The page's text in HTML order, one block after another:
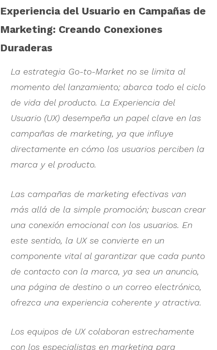
Experiencia del Usuario en Campañas de
Marketing: Creando Conexiones
Duraderas
La estrategia Go-to-Market no se limita al
momento del lanzamiento; abarca todo el ciclo
de vida del producto. La Experiencia del
Usuario (UX) desempeña un papel clave en las
campañas de marketing, ya que influye
directamente en cómo los usuarios perciben la
marca y el producto.
Las campañas de marketing efectivas van
más allá de la simple promoción; buscan crear
una conexión emocional con los usuarios. En
este sentido, la UX se convierte en un
componente vital al garantizar que cada punto
de contacto con la marca, ya sea un anuncio,
una página de destino o un correo electrónico,
ofrezca una experiencia coherente y atractiva.
Los equipos de UX colaboran estrechamente
con los especialistas en marketing para